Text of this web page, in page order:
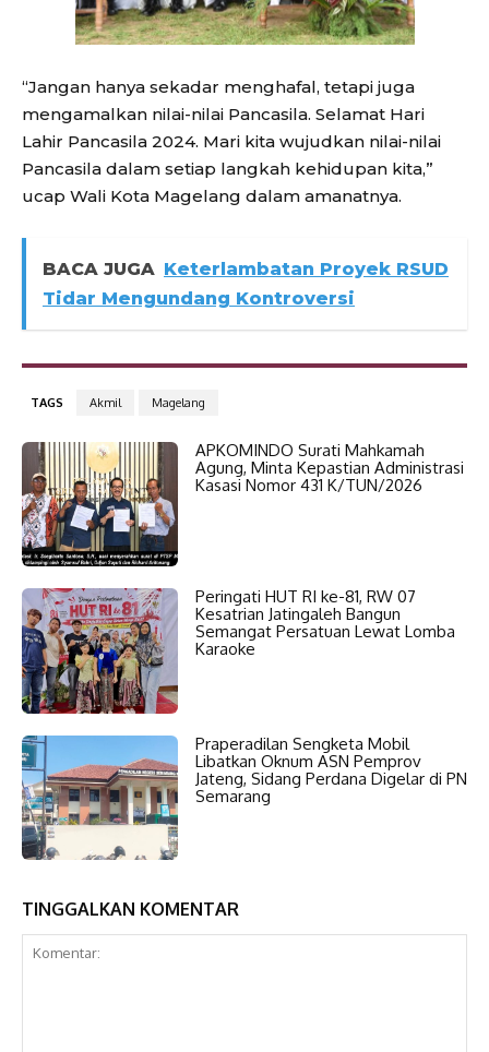
“Jangan hanya sekadar menghafal, tetapi juga
mengamalkan nilai-nilai Pancasila. Selamat Hari
Lahir Pancasila 2024. Mari kita wujudkan nilai-nilai
Pancasila dalam setiap langkah kehidupan kita,”
ucap Wali Kota Magelang dalam amanatnya.
BACA JUGA Keterlambatan Proyek RSUD
Tidar Mengundang Kontroversi
TAGS Akmil Magelang
APKOMINDO Surati Mahkamah
Agung, Minta Kepastian Administrasi
Kasasi Nomor 431 K/TUN/2026
Peringati HUT RI ke-81, RW 07
Kesatrian Jatingaleh Bangun
Semangat Persatuan Lewat Lomba
Karaoke
Praperadilan Sengketa Mobil
Libatkan Oknum ASN Pemprov
Jateng, Sidang Perdana Digelar di PN
Semarang
TINGGALKAN KOMENTAR